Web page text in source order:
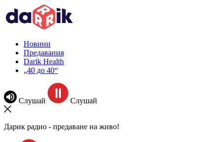
Новини
Предавания
Darik Health
„40 до 40“
Слушай Слушай
Дарик радио - предаване на живо!